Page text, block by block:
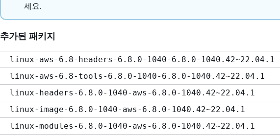
세요.
추가된 패키지
linux-aws-6.8-headers-6.8.0-1040-6.8.0-1040.42~22.04.1
linux-aws-6.8-tools-6.8.0-1040-6.8.0-1040.42~22.04.1
linux-headers-6.8.0-1040-aws-6.8.0-1040.42~22.04.1
linux-image-6.8.0-1040-aws-6.8.0-1040.42~22.04.1
linux-modules-6.8.0-1040-aws-6.8.0-1040.42~22.04.1